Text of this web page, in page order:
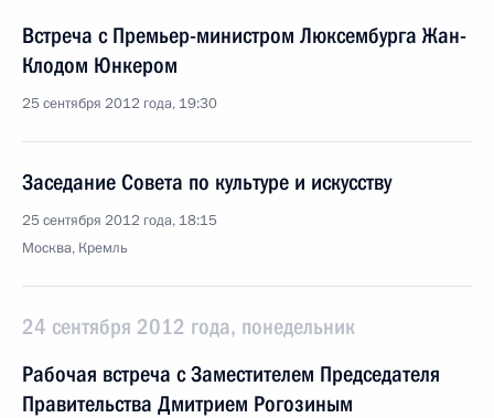
Встреча с Премьер-министром Люксембурга Жан-
Клодом Юнкером
25 сентября 2012 года, 19:30
Заседание Совета по культуре и искусству
25 сентября 2012 года, 18:15
Москва, Кремль
24 сентября 2012 года, понедельник
Рабочая встреча с Заместителем Председателя
Правительства Дмитрием Рогозиным